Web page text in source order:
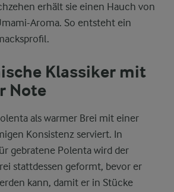
erhält sie einen Hauch von
Aroma. So entsteht ein
Klassiker mit
Note
als warmer Brei mit einer
Konsistenz serviert. In
gebratene Polenta wird der
stattdessen geformt, bevor er
kann, damit er in Stücke